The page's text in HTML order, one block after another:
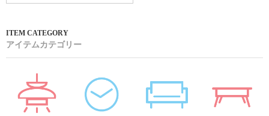
アイテムカテゴリー